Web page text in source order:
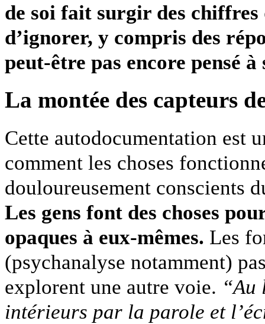
de soi fait surgir des chiffres
d’ignorer, y compris des
peut-être pas encore pensé à
La montée des capteurs
Cette autodocumentation est
comment les choses
douloureusement conscients
Les gens font des choses
opaques à eux-mêmes. Les
(psychanalyse notamment)
explorent une autre voie. “Au
intérieurs par la parole et